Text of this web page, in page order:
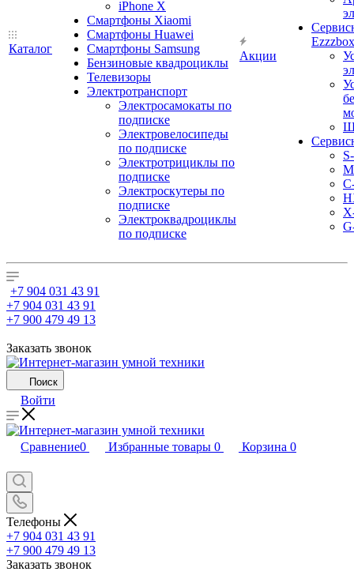
Каталог
iPhone X
Смартфоны Xiaomi
Смартфоны Huawei
Смартфоны Samsung
Бензиновые квадроциклы
Телевизоры
Электротранспорт
Электросамокаты по
подписке
Электровелосипеды
по подписке
Электротрициклы по
подписке
Электроскутеры по
подписке
Электроквадроциклы
по подписке
Акции
Ezzzbox
+7 904 031 43 91
+7 904 031 43 91
+7 900 479 49 13
Заказать звонок
Поиск
Войти
Сравнение0 Избранные товары 0 Корзина 0
Телефоны
+7 904 031 43 91
+7 900 479 49 13
Заказать звонок